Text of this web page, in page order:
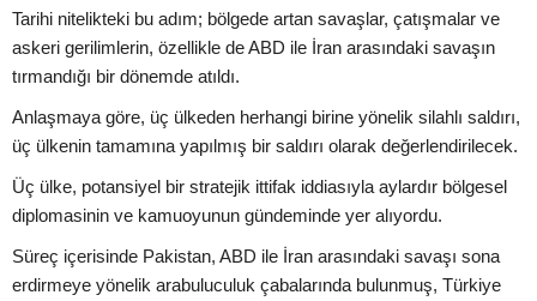
Tarihi nitelikteki bu adım; bölgede artan savaşlar, çatışmalar ve
askeri gerilimlerin, özellikle de ABD ile İran arasındaki savaşın
tırmandığı bir dönemde atıldı.
Anlaşmaya göre, üç ülkeden herhangi birine yönelik silahlı saldırı,
üç ülkenin tamamına yapılmış bir saldırı olarak değerlendirilecek.
Üç ülke, potansiyel bir stratejik ittifak iddiasıyla aylardır bölgesel
diplomasinin ve kamuoyunun gündeminde yer alıyordu.
Süreç içerisinde Pakistan, ABD ile İran arasındaki savaşı sona
erdirmeye yönelik arabuluculuk çabalarında bulunmuş, Türkiye